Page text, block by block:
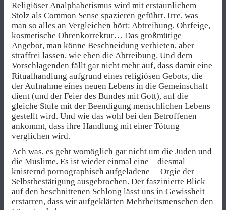
Religiöser Analphabetismus wird mit erstaunlichem
Stolz als Common Sense spazieren geführt. Irre, was
man so alles an Vergleichen hört: Abtreibung, Ohrfeige,
kosmetische Ohrenkorrektur… Das großmütige
Angebot, man könne Beschneidung verbieten, aber
straffrei lassen, wie eben die Abtreibung. Und dem
Vorschlagenden fällt gar nicht mehr auf, dass damit eine
Ritualhandlung aufgrund eines religiösen Gebots, die
der Aufnahme eines neuen Lebens in die Gemeinschaft
dient (und der Feier des Bundes mit Gott), auf die
gleiche Stufe mit der Beendigung menschlichen Lebens
gestellt wird. Und wie das wohl bei den Betroffenen
ankommt, dass ihre Handlung mit einer Tötung
verglichen wird.
Ach was, es geht womöglich gar nicht um die Juden und
die Muslime. Es ist wieder einmal eine – diesmal
knisternd pornographisch aufgeladene – Orgie der
Selbstbestätigung ausgebrochen. Der faszinierte Blick
auf den beschnittenen Schlong lässt uns in Gewissheit
erstarren, dass wir aufgeklärten Mehrheitsmenschen den